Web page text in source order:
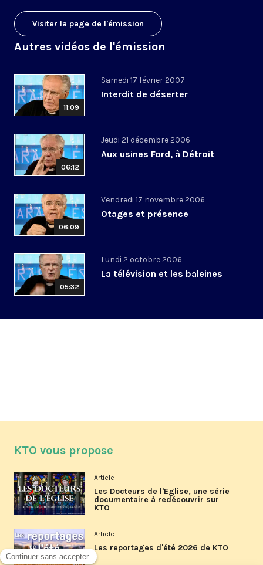
Visiter la page de l'émission
Autres vidéos de l'émission
11:09
Samedi 17 février 2007
Interdit de déserter
06:12
Jeudi 21 décembre 2006
Aux usines Ford, à Détroit
06:09
Vendredi 17 novembre 2006
Otages et présence
05:32
Lundi 2 octobre 2006
La télévision et les baleines
KTO vous propose
Article
Les Docteurs de l'Église, une série
documentaire à redécouvrir sur
KTO
Article
Les reportages d'été 2026 de KTO